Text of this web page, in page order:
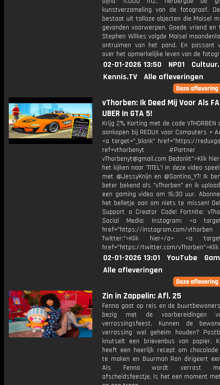
kunstverzameling van de fotograaf.
bestaat uit talloze objecten die Maisel
gevonden voorwerpen. Goede vriend en
Stephen Wilkes volgde Maisel
ontruimen van het pand. En passant
over het opmerkelijke leven van de
02-01-2026 13:50 NPO1
Kennis.TV
Alle afleveringen
vThorben: Ik Deed Mij Voor Als
UBER In GTA 5!
Krijg 2% Korting met de code VTHORBEN
aankopen bij REDUX voor Computers +
<a target="_blank" href="https://
ref=vthorbenyt #Partner
vThorbenyt@gmail.com Bedankt">Klik
het kijken naar 'TITEL'! In deze video
met @JessyKnijn en @Santino_YT! Ik
beter bekend als "vThorben" en ik
een gaming video om 16:30 uur.
het belletje aan om niets te missen!
Support a Creator Code! Fortnite:
Social Media: Instagram: <a
href="https://instagram.com/vthorben
Twitter:">Klik hier</a> <a
href="https://twitter.com/
02-01-2026 13:01 YouTube
Alle afleveringen
Zin in Zappelin: Afl. 25
Fenna gaat op reis en de
bezig met de voorbereidingen
verrassingsfeest. Kunnen de
verrassing wel geheim houden?
knutselt een brievenbus van papier,
heeft een heerlijk recept om chocolade
te maken en Buurman Ron dirigeert
Als Fenna wordt verrast
afscheidsfeestje, is het een moment